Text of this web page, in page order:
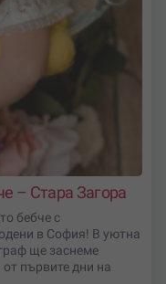
– Стара Загора
бебче с
в София! В уютна
ще заснеме
първите дни на